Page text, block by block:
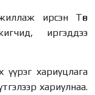
ирсэн Төв
иргэддээ
хариуцлага
хариулнаа.